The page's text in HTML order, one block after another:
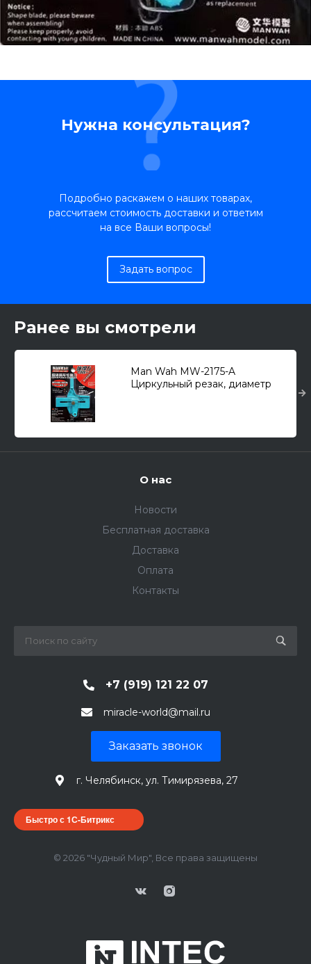
Нужна консультация?
Подробно раскажем о наших товарах,
рассчитаем стоимость доставки и ответим
на все Ваши вопросы!
Задать вопрос
Ранее вы смотрели
Man Wah MW-2175-A
Циркульный резак, диаметр
О нас
Новости
Бесплатная доставка
Доставка
Оплата
Контакты
+7 (919) 121 22 07
miracle-world@mail.ru
Заказать звонок
г. Челябинск, ул. Тимирязева, 27
Быстро с 1С-Битрикс
© 2026 "Чудный Мир", Все права защищены